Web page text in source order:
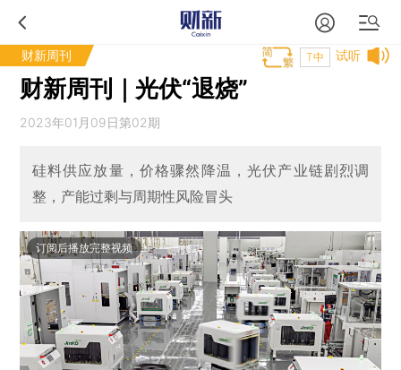
财新周刊 试听
T中
财新周刊｜光伏“退烧”
2023年01月09日第02期
硅料供应放量，价格骤然降温，光伏产业链剧烈调
整，产能过剩与周期性风险冒头
订阅后播放完整视频